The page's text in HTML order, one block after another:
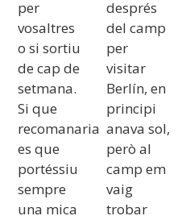
per
vosaltres
o si sortiu
de cap de
setmana.
Si que
recomanaria
es que
portéssiu
sempre
una mica
després
del camp
per
visitar
Berlín, en
principi
anava sol,
però al
camp em
vaig
trobar